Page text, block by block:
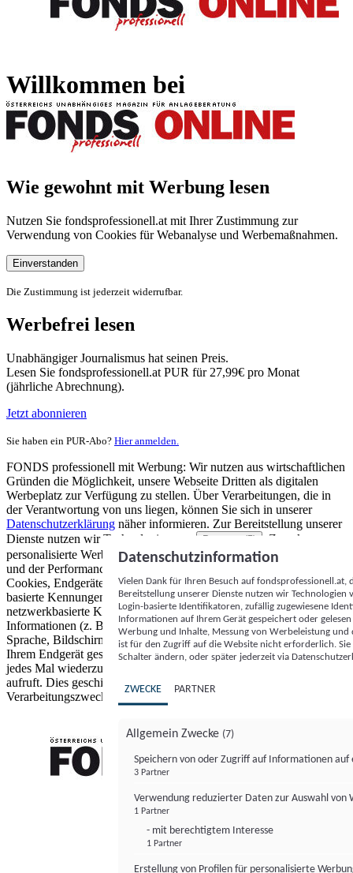
Willkommen bei
Wie gewohnt mit Werbung lesen
Nutzen Sie fondsprofessionell.at mit Ihrer Zustimmung zur
Verwendung von Cookies für Webanalyse und Werbemaßnahmen.
Einverstanden
Die Zustimmung ist jederzeit widerrufbar.
Werbefrei lesen
Unabhängiger Journalismus hat seinen Preis.
Lesen Sie fondsprofessionell.at PUR für 27,99€ pro Monat
(jährliche Abrechnung).
Jetzt abonnieren
Sie haben ein PUR-Abo? Hier anmelden.
FONDS professionell mit Werbung: Wir nutzen aus wirtschaftlichen
Gründen die Möglichkeit, unsere Webseite Dritten als digitalen
Werbeplatz zur Verfügung zu stellen. Über Verarbeitungen, die in
der Verantwortung von uns liegen, können Sie sich in unserer
Datenschutzerklärung näher informieren. Zur Bereitstellung unserer
Dienste nutzen wir Technologien von
Partnern (5)
. Zwecke:
personalisierte Werbung und Inhalte, Messung von Werbeleistung
und der Performance von Inhalten sowie Zielgruppenforschung.
Cookies, Endgeräte- oder ähnliche Online-Kennungen (z. B. login-
basierte Kennungen, zufällig generierte Kennungen,
netzwerkbasierte Kennungen) können zusammen mit anderen
Informationen (z. B. Browsertyp und Browserinformationen,
Sprache, Bildschirmgröße, unterstützte Technologien usw.) auf
Ihrem Endgerät gespeichert oder von dort ausgelesen werden, um es
jedes Mal wiederzuerkennen, wenn es eine App oder einer Webseite
aufruft. Dies geschieht für einen oder mehrere der hier aufgeführten
Verarbeitungszwecke.
Datenschutzinformation
Vielen Dank für Ihren Besuch auf
Bereitstellung unserer Dienste nutzen wir Technologien
Login-basierte Identifikatoren, zufällig zugewiesene
Informationen auf Ihrem Gerät gespeichert oder
Werbung und Inhalte, Messung von Werbeleistung
ist für den Zugriff auf die Website nicht erforderlich.
Schalter ändern, oder später jederzeit via
ZWECKE PARTNER
Allgemein Zwecke (7)
Speichern von oder Zugriff auf Informationen auf
3 Partner
Verwendung reduzierter Daten zur Auswahl von
1 Partner
- mit berechtigtem Interesse
1 Partner
Erstellung von Profilen für personalisierte
FONDS professionell